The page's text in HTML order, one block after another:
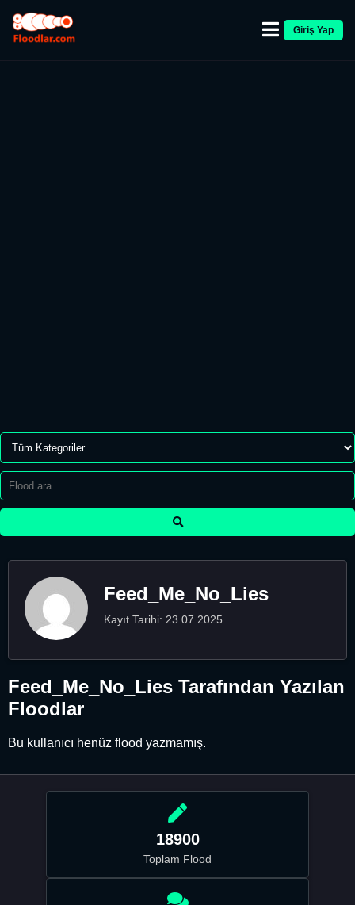
Giriş Yap
Feed_Me_No_Lies
Kayıt Tarihi: 23.07.2025
Feed_Me_No_Lies Tarafından Yazılan
Floodlar
Bu kullanıcı henüz flood yazmamış.
18900
Toplam Flood